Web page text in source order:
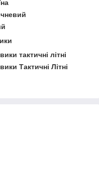
тактичні літні
Тактичні Літні